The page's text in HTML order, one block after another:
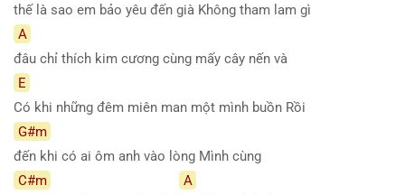
thế là sao em bảo yêu đến già Không tham lam gì
A
đâu chỉ thích kim cương cùng mấy cây nến và
E
Có khi những đêm miên man một mình buồn Rồi
G#m
đến khi có ai ôm anh vào lòng Mình cùng
C#m
A